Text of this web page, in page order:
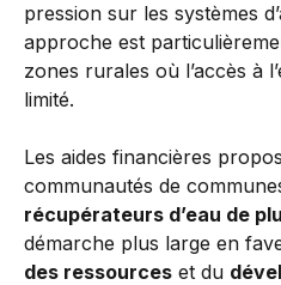
pression sur les systèmes
approche est
zones rurales où l’accès à
limité.
Les aides financières
communautés de
récupérateurs d’eau de
démarche plus large en
des ressources et du